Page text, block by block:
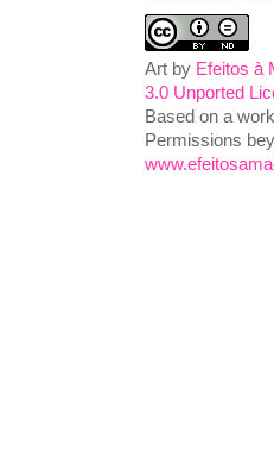
Art by Efeitos à
3.0 Unported
Based on a
Permissions